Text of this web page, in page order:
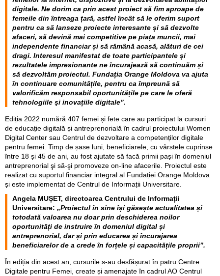
digitale. Ne dorim ca prin acest proiect să fim aproape de
femeile din întreaga țară, astfel încât să le oferim suport
pentru ca să lanseze proiecte interesante și să dezvolte
afaceri, să devină mai competitive pe piața muncii, mai
independente financiar și să rămână acasă, alături de cei
dragi. Interesul manifestat de toate participantele și
rezultatele impresionante ne încurajează să continuăm și
să dezvoltăm proiectul. Fundația Orange Moldova va ajuta
în continuare comunitățile, pentru ca împreună să
valorificăm responsabil oportunitățile pe care le oferă
tehnologiile şi inovațiile digitale”.
Ediția 2022 numără 407 femei și fete care au participat la cursuri
de educație digitală și antreprenorială în cadrul proiectului Women
Digital Center sau Centrul de dezvoltare a competenților digitale
pentru femei. Timp de șase luni, beneficiarele, cu vârstele cuprinse
între 18 și 45 de ani, au fost ajutate să facă primii pași în domeniul
antreprenorial şi să-şi promoveze on-line afacerile. Proiectul este
realizat cu suportul financiar integral al Fundației Orange Moldova
și este implementat de Centrul de Informații Universitare.
Angela MUȘET, directoarea Centrului de Informații
Universitare: „Proiectul în sine își găsește actualitatea și
totodată valoarea nu doar prin deschiderea noilor
oportunități de instruire în domeniul digital și
antreprenorial, dar și prin educarea și încurajarea
beneficiarelor de a crede în forțele și capacitățile proprii”.
În ediția din acest an, cursurile s-au desfășurat în patru Centre
Digitale pentru Femei, create și amenajate în cadrul AO Centrul